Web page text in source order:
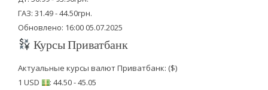
ГАЗ: 31.49 - 44.50грн.
Обновлено: 16:00 05.07.2025
Курсы Приватбанк
Актуальные курсы валют Приватбанк: ($)
1 USD
: 44.50 - 45.05